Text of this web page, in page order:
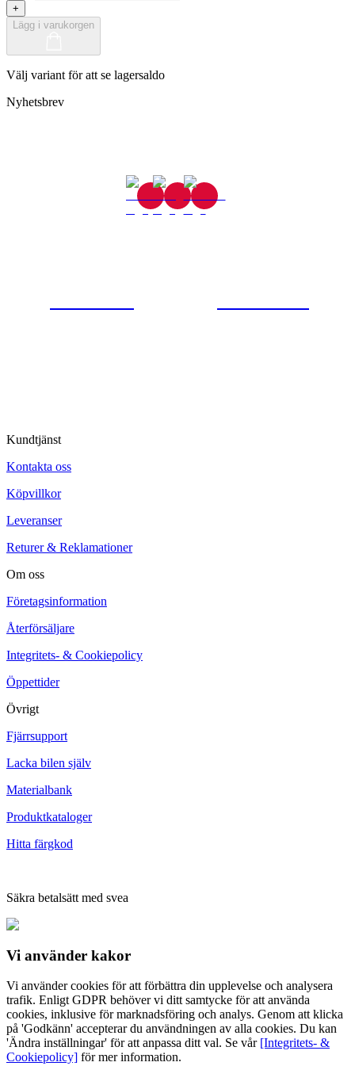
+
Lägg i varukorgen
Välj variant för att se lagersaldo
Nyhetsbrev
Kundtjänst
Kontakta oss
Köpvillkor
Leveranser
Returer & Reklamationer
Om oss
Företagsinformation
Återförsäljare
Integritets- & Cookiepolicy
Öppettider
Övrigt
Fjärrsupport
Lacka bilen själv
Materialbank
Produktkataloger
Hitta färgkod
Säkra betalsätt med svea
Vi använder kakor
Vi använder cookies för att förbättra din upplevelse och analysera
trafik. Enligt GDPR behöver vi ditt samtycke för att använda
cookies, inklusive för marknadsföring och analys. Genom att klicka
på 'Godkänn' accepterar du användningen av alla cookies. Du kan
'Ändra inställningar' för att anpassa ditt val. Se vår [Integritets- &
Cookiepolicy] för mer information.